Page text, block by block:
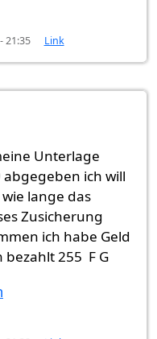
21:35 Link
Unterlage
abgegeben ich will
lange das
Zusicherung
ich habe Geld
bezahlt 255 F G